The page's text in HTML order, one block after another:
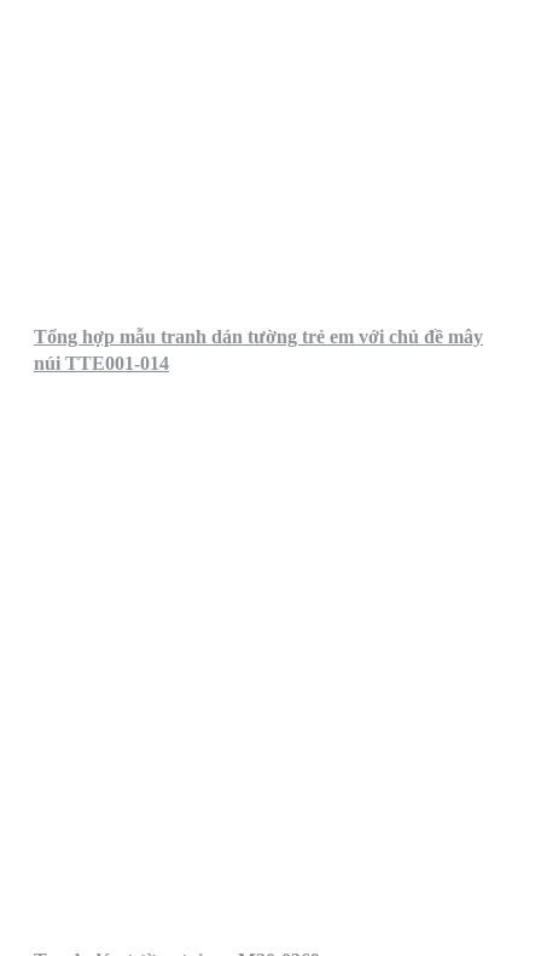
Tổng hợp mẫu tranh dán tường trẻ em với chủ đề mây
núi TTE001-014